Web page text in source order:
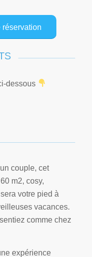
réservation
dessous
couple, cet
m2, cosy,
votre pied à
vacances.
comme chez
expérience